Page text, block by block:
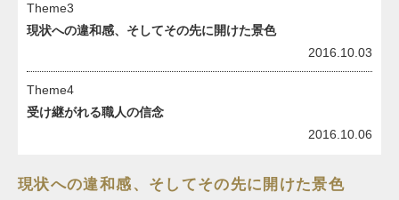
Theme3
現状への違和感、そしてその先に開けた景色
2016.10.03
Theme4
受け継がれる職人の信念
2016.10.06
現状への違和感、そしてその先に開けた景色